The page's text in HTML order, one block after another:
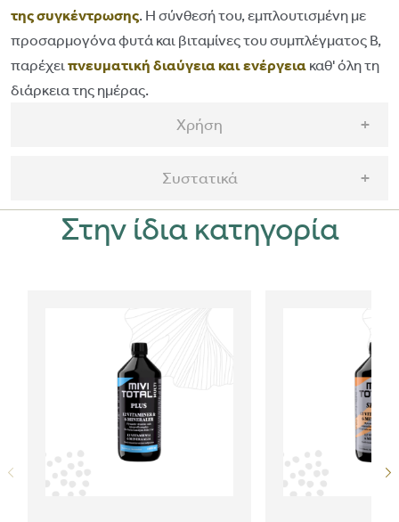
της συγκέντρωσης. Η σύνθεσή του, εμπλουτισμένη με
προσαρμογόνα φυτά και βιταμίνες του συμπλέγματος Β,
παρέχειπνευματική διαύγεια και ενέργεια καθ' όλη τη
διάρκεια της ημέρας.
Χρήση
Συστατικά
Στην ίδια κατηγορία